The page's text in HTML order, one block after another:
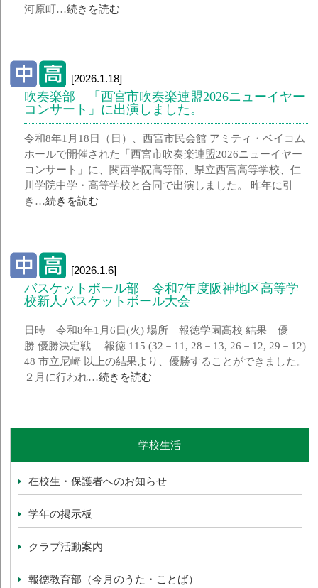
河原町…続きを読む
[2026.1.18]
吹奏楽部 「西宮市吹奏楽連盟2026ニューイヤー
コンサート」に出演しました。
令和8年1月18日（日）、西宮市民会館 アミティ・ベイコム
ホールで開催された「西宮市吹奏楽連盟2026ニューイヤー
コンサート」に、関西学院高等部、県立西宮高等学校、仁
川学院中学・高等学校と合同で出演しました。 昨年に引
き…続きを読む
[2026.1.6]
バスケットボール部 令和7年度阪神地区高等学
校新人バスケットボール大会
日時 令和8年1月6日(火) 場所 報徳学園高校 結果 優
勝 優勝決定戦 報徳 115 (32－11, 28－13, 26－12, 29－12)
48 市立尼崎 以上の結果より、優勝することができました。
２月に行われ…続きを読む
学校生活
在校生・保護者へのお知らせ
学年の掲示板
クラブ活動案内
報徳教育部（今月のうた・ことば）